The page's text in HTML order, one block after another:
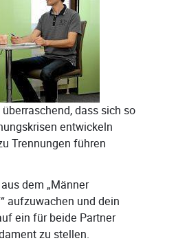
dass sich so
entwickeln
Trennungen führen
dem „Männer
aufzuwachen und dein
ein für beide Partner
zu stellen.